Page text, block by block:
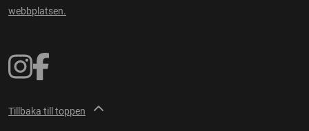
webbplatsen.
Tillbaka till toppen